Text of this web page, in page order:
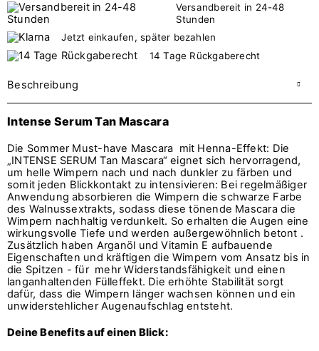
Versandbereit in 24-48
Stunden
Jetzt einkaufen, später bezahlen
14 Tage Rückgaberecht
Beschreibung
Intense Serum Tan Mascara
Die Sommer Must-have Mascara mit Henna-Effekt: Die
„INTENSE SERUM Tan Mascara“ eignet sich hervorragend,
um helle Wimpern nach und nach dunkler zu färben und
somit jeden Blickkontakt zu intensivieren: Bei regelmäßiger
Anwendung absorbieren die Wimpern die schwarze Farbe
des Walnussextrakts, sodass diese tönende Mascara die
Wimpern nachhaltig verdunkelt. So erhalten die Augen eine
wirkungsvolle Tiefe und werden außergewöhnlich betont .
Zusätzlich haben Arganöl und Vitamin E aufbauende
Eigenschaften und kräftigen die Wimpern vom Ansatz bis in
die Spitzen - für mehr Widerstandsfähigkeit und einen
langanhaltenden Fülleffekt. Die erhöhte Stabilität sorgt
dafür, dass die Wimpern länger wachsen können und ein
unwiderstehlicher Augenaufschlag entsteht.
Deine Benefits auf einen Blick: